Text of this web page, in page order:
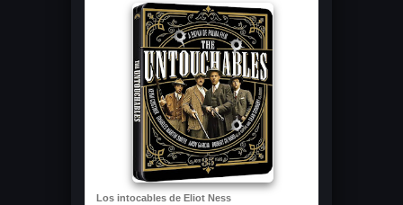
Los intocables de Eliot Ness